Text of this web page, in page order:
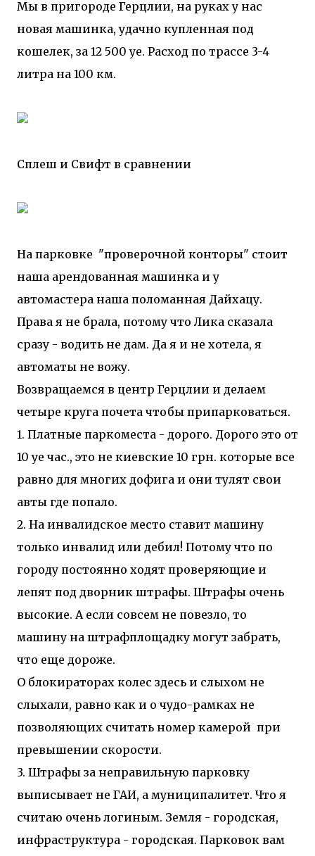
Мы в пригороде Герцлии, на руках у нас
новая машинка, удачно купленная под
кошелек, за 12 500 уе. Расход по трассе 3-4
литра на 100 км.
Сплеш и Свифт в сравнении
На парковке "проверочной конторы" стоит
наша арендованная машинка и у
автомастера наша поломанная Дайхацу.
Права я не брала, потому что Лика сказала
сразу - водить не дам. Да я и не хотела, я
автоматы не вожу.
Возвращаемся в центр Герцлии и делаем
четыре круга почета чтобы припарковаться.
1. Платные паркоместа - дорого. Дорого это от
10 уе час., это не киевские 10 грн. которые все
равно для многих дофига и они тулят свои
авты где попало.
2. На инвалидское место ставит машину
только инвалид или дебил! Потому что по
городу постоянно ходят проверяющие и
лепят под дворник штрафы. Штрафы очень
высокие. А если совсем не повезло, то
машину на штрафплощадку могут забрать,
что еще дороже.
О блокираторах колес здесь и слыхом не
слыхали, равно как и о чудо-рамках не
позволяющих считать номер камерой при
превышении скорости.
3. Штрафы за неправильную парковку
выписывает не ГАИ, а муниципалитет. Что я
считаю очень логиным. Земля - городская,
инфраструктура - городская. Парковок вам